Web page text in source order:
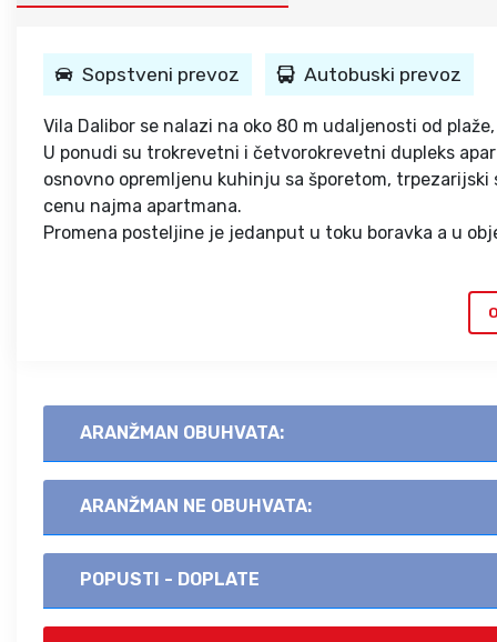
Sopstveni prevoz Autobuski prevoz
Vila Dalibor se nalazi na oko 80 m udaljenosti od
U ponudi su trokrevetni i četvorokrevetni dupleks
osnovno opremljenu kuhinju sa šporetom,
cenu najma apartmana.
Promena posteljine je jedanput u toku boravka a u
ARANŽMAN OBUHVATA:
ARANŽMAN NE OBUHVATA:
POPUSTI - DOPLATE